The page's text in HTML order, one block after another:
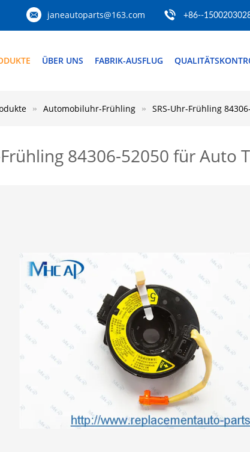
janeautoparts@163.com +86--
ÜBER UNS FABRIK-AUSFLUG
Automobiluhr-Frühling SRS-Uhr-Frühling
Frühling 84306-52050 für Auto